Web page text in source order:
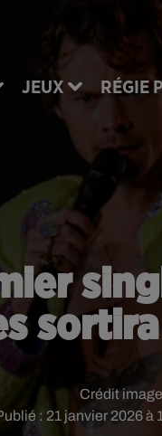
JEUX RÉGIE
: 21 janvier 2026 à
Crédit